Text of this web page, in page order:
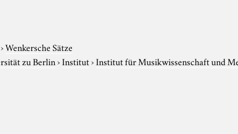
›Wenkersche Sätze
zu Berlin›Institut›Institut für Musikwissenschaft und